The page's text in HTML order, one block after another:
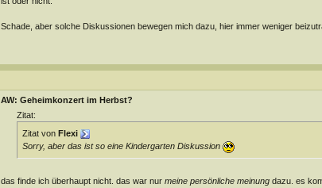
Schade, aber solche Diskussionen bewegen mich dazu, hier immer weniger
AW: Geheimkonzert im Herbst?
Zitat:
Zitat von Flexi
Sorry, aber das ist so eine Kindergarten Diskussion
das finde ich überhaupt nicht. das war nur meine persönliche meinungdazu. es